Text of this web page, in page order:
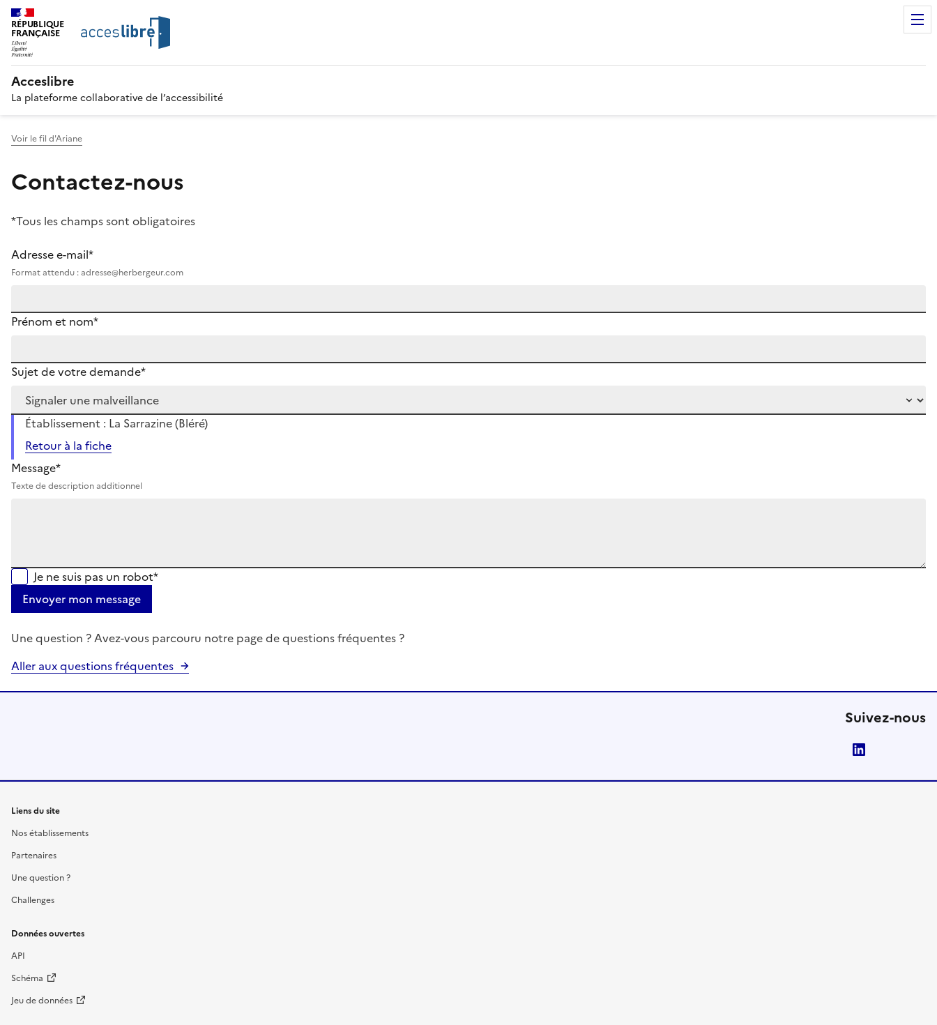
RÉPUBLIQUE
FRANÇAISE
Acceslibre
La plateforme collaborative de l’accessibilité
Voir le fil d'Ariane
Contactez-nous
*Tous les champs sont obligatoires
Adresse e-mail*
Format attendu : adresse@herbergeur.com
Prénom et nom*
Sujet de votre demande*
Établissement : La Sarrazine (Bléré)
Retour à la fiche
Message*
Texte de description additionnel
Je ne suis pas un robot*
Envoyer mon message
Une question ? Avez-vous parcouru notre page de questions fréquentes ?
Aller aux questions fréquentes
Suivez-nous
Liens du site
Nos établissements
Partenaires
Une question ?
Challenges
Données ouvertes
API
Schéma
Jeu de données